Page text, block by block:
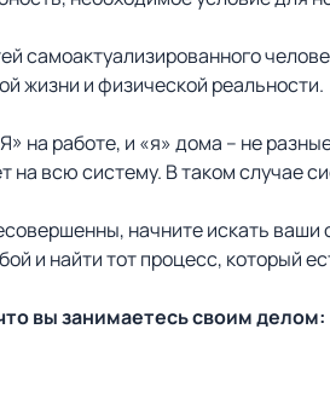
самоактуализированного
жизни и физической реальности.
на работе, и «я» дома – не
на всю систему. В таком случае
начните искать
и найти тот процесс, который
вы занимаетесь своим делом: